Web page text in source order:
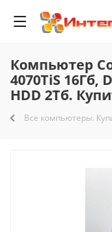
Компьютер
4070TiS 16Гб,
HDD 2Тб.
Все компьютеры.